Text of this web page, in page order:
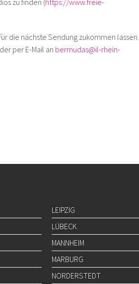
zu finden (https://www.freie-
die nächste Sendung zukommen lassen.
per E-Mail an bermudas@il-rhein-
LEIPZIG
LÜBECK
MANNHEIM
MARBURG
NORDERSTEDT